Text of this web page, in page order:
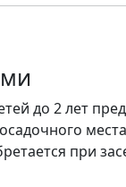
до 2 лет
при